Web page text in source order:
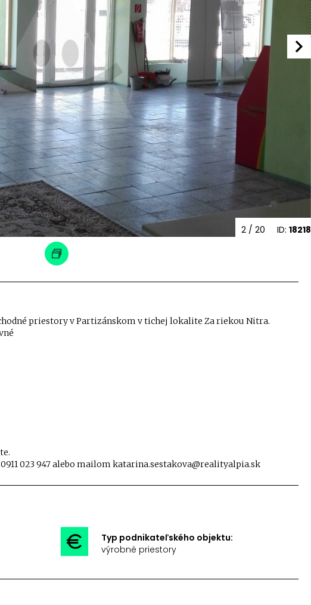
ID: 18218
2/ 20
priestory v Partizánskom v tichej lokalite Za riekou Nitra.
023 947 alebo mailom katarina.sestakova@realityalpia.sk
Typ podnikateľského objektu:
výrobné priestory